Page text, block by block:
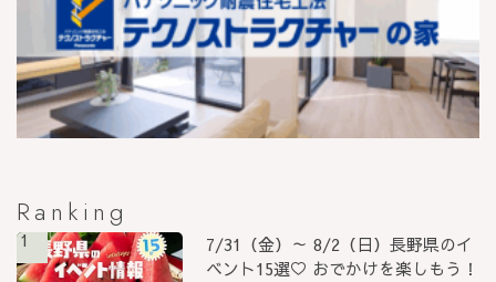
Ranking
1
7/31（金）～ 8/2（日）長野県のイ
ベント15選♡ おでかけを楽しもう！